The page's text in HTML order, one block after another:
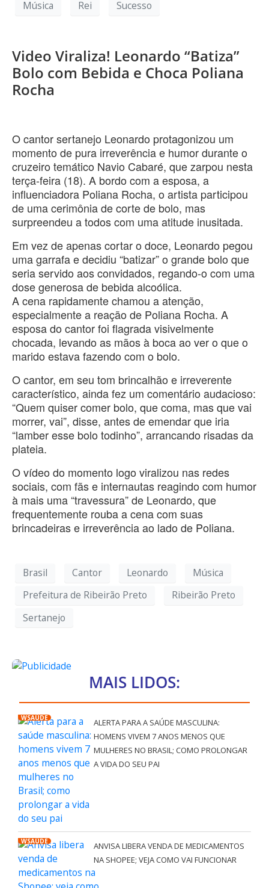
Música Rei Sucesso
Video Viraliza! Leonardo “Batiza”
Bolo com Bebida e Choca Poliana
Rocha
​O cantor sertanejo Leonardo protagonizou um
momento de pura irreverência e humor durante o
cruzeiro temático Navio Cabaré, que zarpou nesta
terça-feira (18). A bordo com a esposa, a
influenciadora Poliana Rocha, o artista participou
de uma cerimônia de corte de bolo, mas
surpreendeu a todos com uma atitude inusitada.
​Em vez de apenas cortar o doce, Leonardo pegou
uma garrafa e decidiu “batizar” o grande bolo que
seria servido aos convidados, regando-o com uma
dose generosa de bebida alcoólica.
​A cena rapidamente chamou a atenção,
especialmente a reação de Poliana Rocha. A
esposa do cantor foi flagrada visivelmente
chocada, levando as mãos à boca ao ver o que o
marido estava fazendo com o bolo.
​O cantor, em seu tom brincalhão e irreverente
característico, ainda fez um comentário audacioso:
“Quem quiser comer bolo, que coma, mas que vai
morrer, vai”, disse, antes de emendar que iria
“lamber esse bolo todinho”, arrancando risadas da
plateia.
​O vídeo do momento logo viralizou nas redes
sociais, com fãs e internautas reagindo com humor
à mais uma “travessura” de Leonardo, que
frequentemente rouba a cena com suas
brincadeiras e irreverência ao lado de Poliana.
Brasil Cantor Leonardo
Música
Prefeitura de Ribeirão Preto
Ribeirão Preto
Sertanejo
MAIS LIDOS:
WSAÚDE
ALERTA PARA A SAÚDE MASCULINA:
HOMENS VIVEM 7 ANOS MENOS QUE
MULHERES NO BRASIL; COMO PROLONGAR
A VIDA DO SEU PAI
WSAÚDE
ANVISA LIBERA VENDA DE MEDICAMENTOS
NA SHOPEE; VEJA COMO VAI FUNCIONAR